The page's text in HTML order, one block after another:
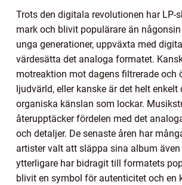
Trots den digitala revolutionen har LP-
mark och blivit populärare än
unga generationer, uppväxta med
värdesätta det analoga formatet.
motreaktion mot dagens filtrerade och
ljudvärld, eller kanske är det helt enkelt
organiska känslan som lockar.
återupptäcker fördelen med det
och detaljer. De senaste åren har
artister valt att släppa sina album
ytterligare har bidragit till formatets
blivit en symbol för autenticitet och en